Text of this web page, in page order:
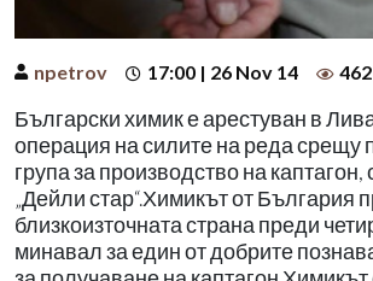
npetrov 17:00 | 26 Nov 14 462
Български химик е арестуван в
операция на силите на реда срещу
група за производство на
„Дейли стар“.Химикът от България
близкоизточната страна преди
минавал за един от добрите